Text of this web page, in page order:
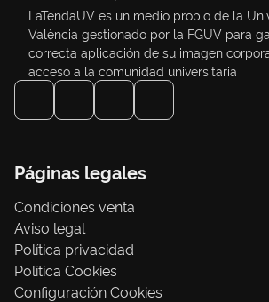
LaTendaUV es un medio propio de la
València gestionado por la FGUV para
correcta aplicación de su imagen
acceso a la comunidad universitaria
Páginas legales
Condiciones venta
Aviso legal
Política privacidad
Política Cookies
Configuración Cookies